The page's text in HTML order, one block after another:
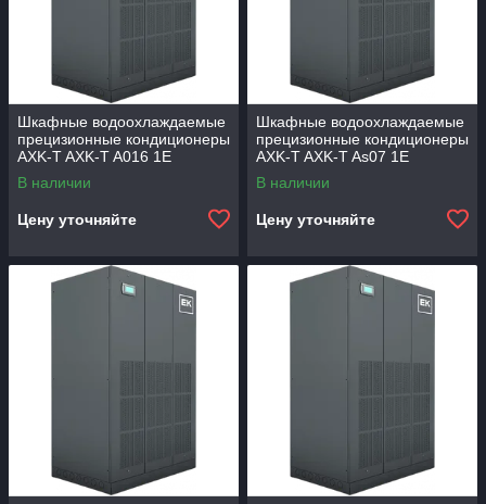
Шкафные водоохлаждаемые
прецизионные кондиционеры
AXK-T AXK-T A016 1E
В наличии
Цену уточняйте
Шкафные водоохлаждаемые
прецизионные кондиционеры
AXK-T AXK-T As07 1E
В наличии
Цену уточняйте